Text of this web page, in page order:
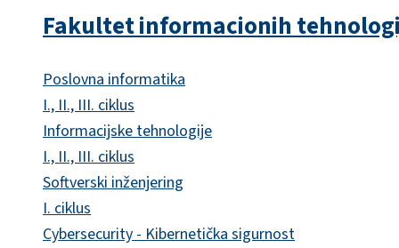
Fakultet informacionih
Poslovna informatika
I., II., III. ciklus
Informacijske tehnologije
I., II., III. ciklus
Softverski inženjering
I. ciklus
Cybersecurity - Kibernetička sigurnost